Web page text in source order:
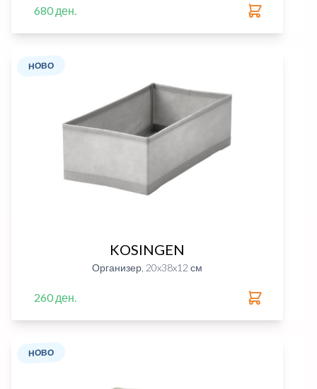
680 ден.
НОВО
KOSINGEN
Организер, 20x38x12 см
260 ден.
НОВО